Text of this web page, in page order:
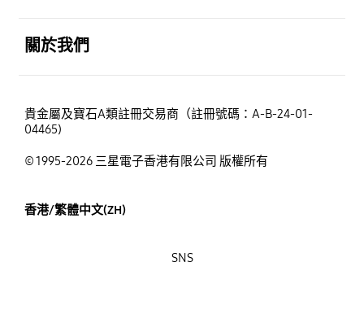
關於我們
貴金屬及寶石A類註冊交易商（註冊號碼：A-B-24-01-
04465)
© 1995-2026 三星電子香港有限公司 版權所有
香港/繁體中文(ZH)
SNS